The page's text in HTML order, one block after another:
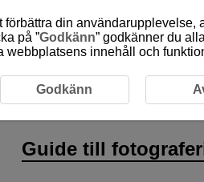
Guide till
din
på ”Godkänn” godkänner du
innehåll och
Godkänn